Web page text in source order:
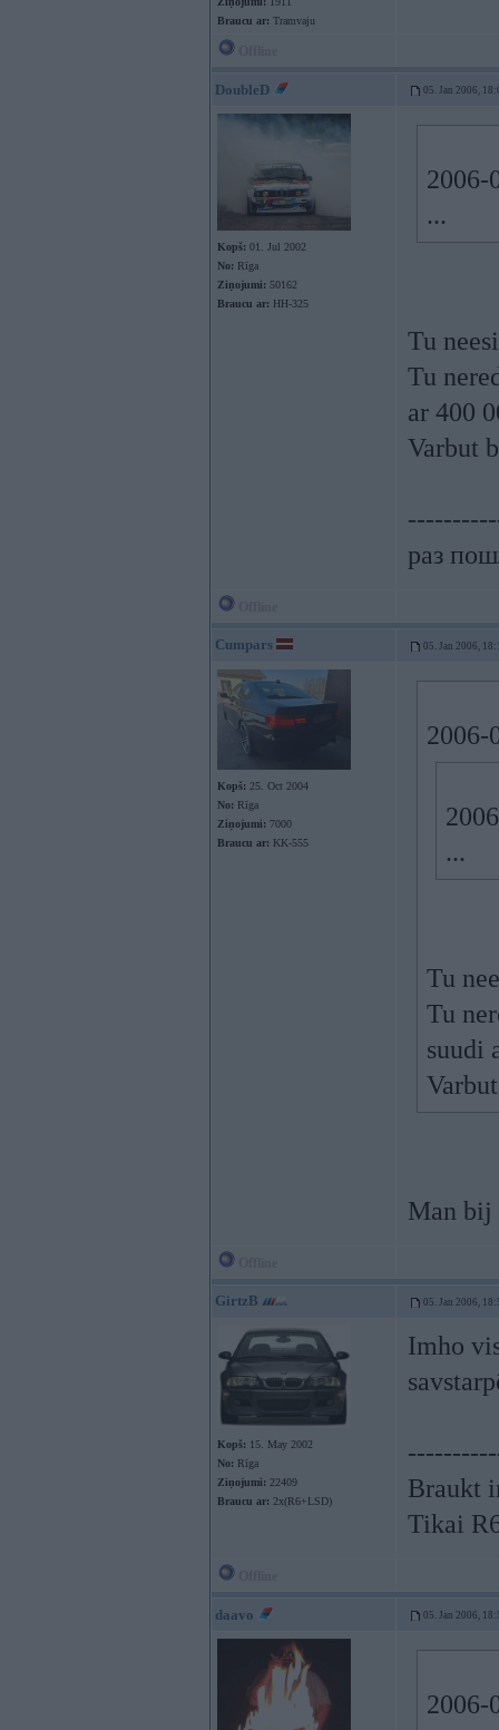
Braucu ar: Tramvaju
DoubleD 05. Jan 2006,
Kopš: 01. Jul 2002
No: Rīga
Ziņojumi: 50162
Braucu ar: HH-325
2006-
...
Tu
Tu
ar 400
Varbut
раз
Cumpars 05. Jan 2006,
Kopš: 25. Oct 2004
No: Rīga
Ziņojumi: 7000
Braucu ar: KK-555
2006-
...
Tu
Tu
suudi
Man bij
GirtzB 05. Jan 2006,
Kopš: 15. May 2002
No: Rīga
Ziņojumi: 22409
Braucu ar: 2x(R6+LSD)
Imho
Braukt
Tikai
daavo 05. Jan 2006,
2006-